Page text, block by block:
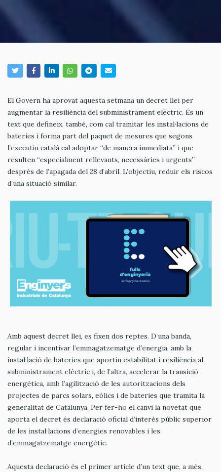
El Govern ha aprovat aquesta setmana un decret llei per
augmentar la resiliència del subministrament elèctric. És un
text que defineix, també, com cal tramitar les instal·lacions de
bateries i forma part del paquet de mesures que segons
l’executiu català cal adoptar “de manera immediata” i que
resulten “especialment rellevants, necessàries i urgents”
després de l’apagada del 28 d’abril. L’objectiu, reduir els riscos
d’una situació similar.
Amb aquest decret llei, es fixen dos reptes. D’una banda,
regular i incentivar l’emmagatzematge d’energia, amb la
instal·lació de bateries que aportin estabilitat i resiliència al
subministrament elèctric i, de l’altra, accelerar la transició
energètica, amb l’agilització de les autoritzacions dels
projectes de parcs solars, eòlics i de bateries que tramita la
generalitat de Catalunya. Per fer-ho el canvi la novetat que
aporta el decret és declaració oficial d’interès públic superior
de les instal·lacions d’energies renovables i les
d’emmagatzematge energètic.
Aquesta declaració és el primer article d’un text que, a més,